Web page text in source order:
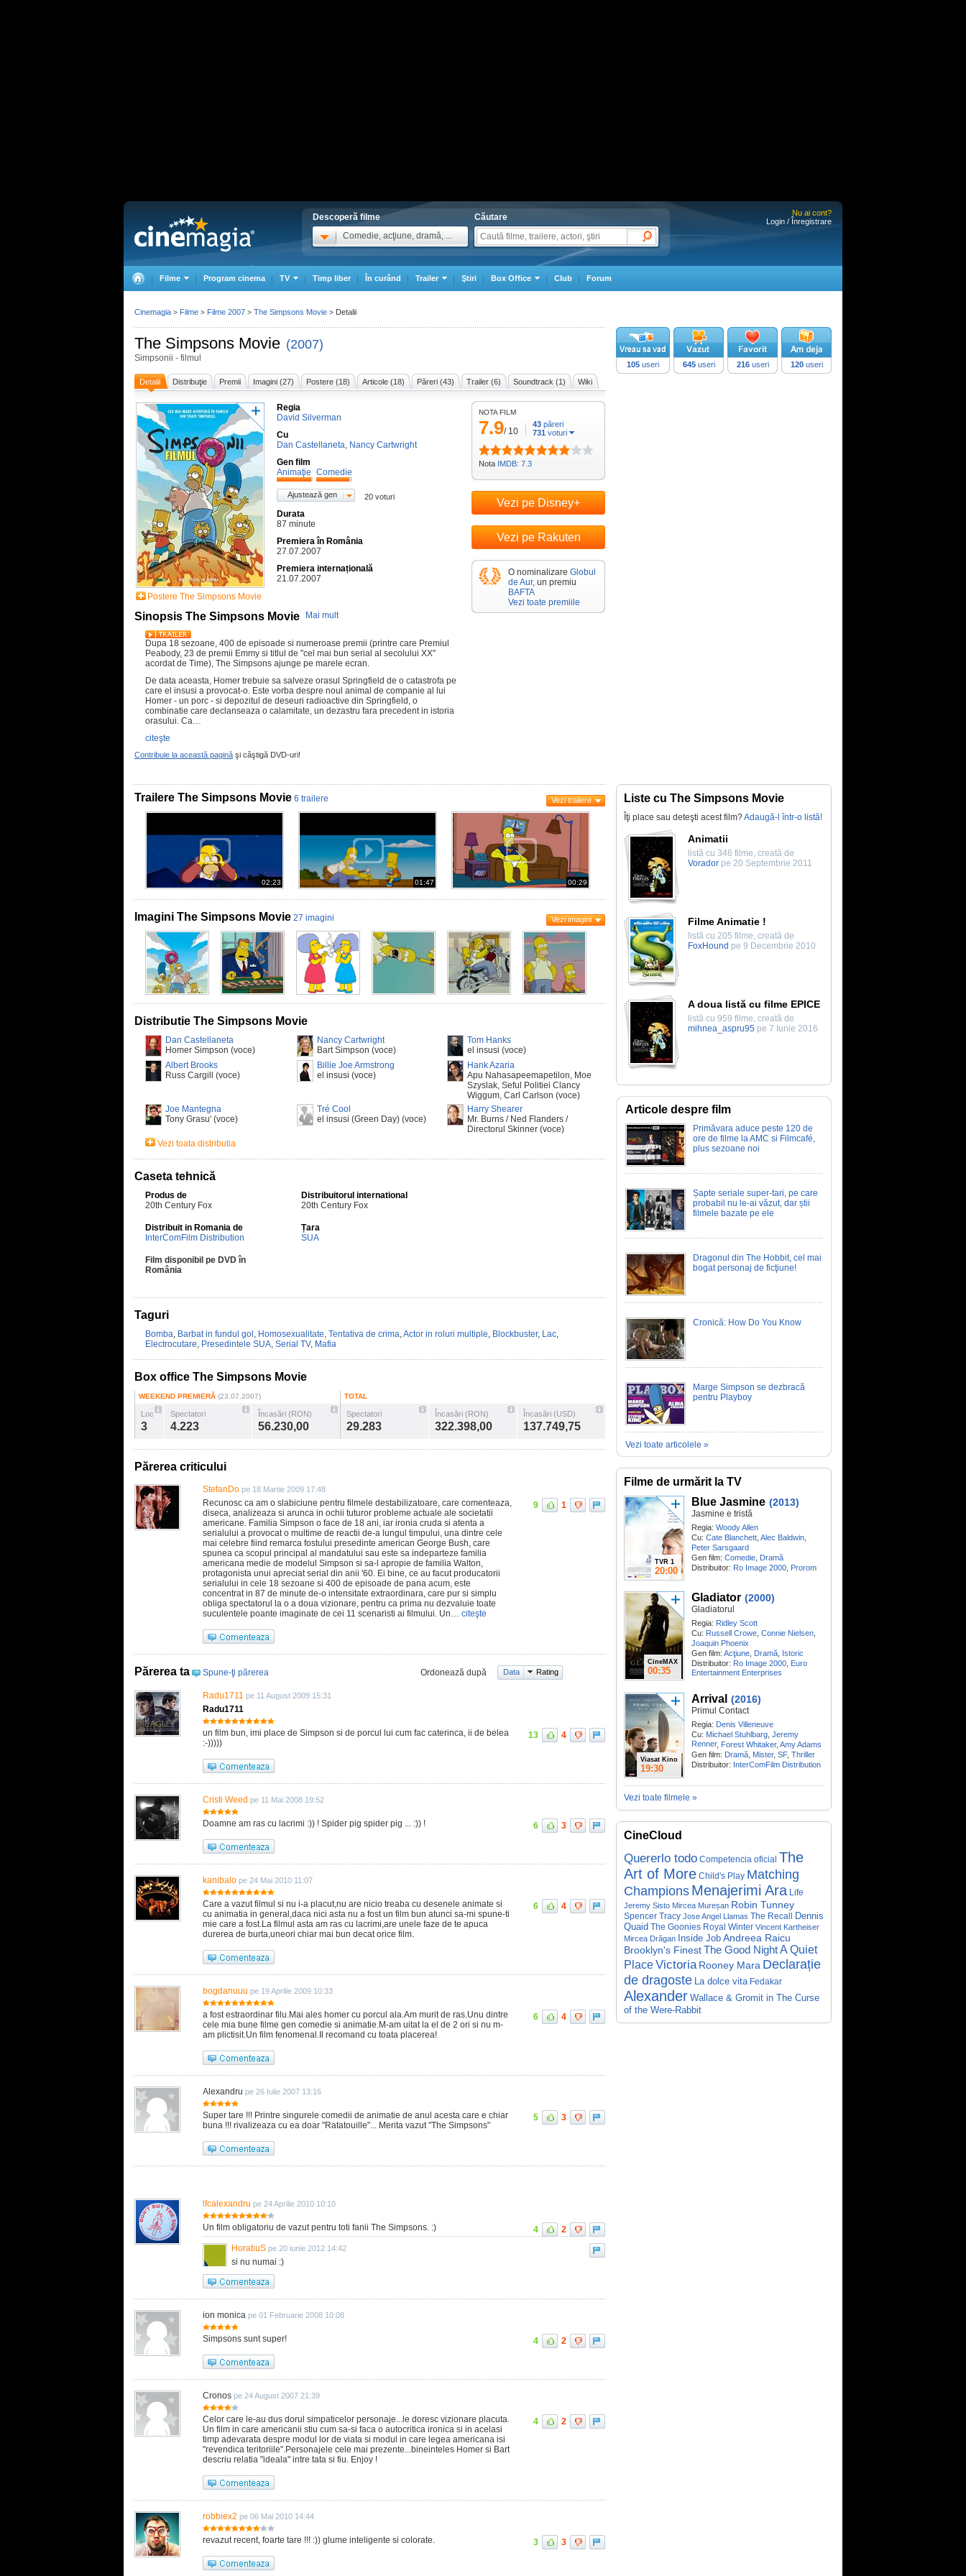
Descoperă filme
Comedie, acţiune, dramă, ...
Căutare
Nu ai cont?
Login / Înregistrare
Filme Program cinema TV Timp liber În curând Trailer Ştiri Box Office Club Forum
The Simpsons Movie (2007)
Simpsonii - filmul
Detalii Distribuţie Premii Imagini (27) Postere (18) Articole (18) Păreri (43) Trailer (6) Soundtrack (1) Wiki
Postere The Simpsons Movie
Regia
David Silverman
Cu
Dan Castellaneta, Nancy Cartwright
Gen film
Animaţie Comedie
Ajustează gen 20 voturi
Durata
87 minute
Premiera în România
27.07.2007
Premiera internațională
21.07.2007
Sinopsis The Simpsons Movie Mai mult
Dupa 18 sezoane, 400 de episoade si numeroase premii (printre care Premiul
Peabody, 23 de premii Emmy si titlul de "cel mai bun serial al secolului XX"
acordat de Time), The Simpsons ajunge pe marele ecran.
De data aceasta, Homer trebuie sa salveze orasul Springfield de o catastrofa pe
care el insusi a provocat-o. Este vorba despre noul animal de companie al lui
Homer - un porc - si depozitul de deseuri radioactive din Springfield, o
combinatie care declanseaza o calamitate, un dezastru fara precedent in istoria
orasului. Ca…
citeşte
Contribuie la această pagină şi câştigă DVD-uri!
NOTA FILM
7.9/ 10
43 păreri
731 voturi
Nota IMDB: 7.3
Vezi pe Disney+
Vezi pe Rakuten
O nominalizare Globul
de Aur, un premiu
BAFTA
Vezi toate premiile
105 useri 645useri 216useri 120useri
Trailere The Simpsons Movie 6 trailere Vezi trailere
02:23 01:47 00:29
Imagini The Simpsons Movie 27 imagini Vezi imagini
Distributie The Simpsons Movie
Dan Castellaneta
Homer Simpson (voce)
Nancy Cartwright
Bart Simpson (voce)
Tom Hanks
el insusi (voce)
Albert Brooks
Russ Cargill (voce)
Billie Joe Armstrong
el insusi (voce)
Hank Azaria
Apu Nahasapeemapetilon, Moe
Szyslak, Seful Politiei Clancy
Wiggum, Carl Carlson (voce)
Joe Mantegna
Tony Grasu' (voce)
Tré Cool
el insusi (Green Day) (voce)
Harry Shearer
Mr. Burns / Ned Flanders /
Directorul Skinner (voce)
Vezi toata distributia
Caseta tehnică
Produs de
20th Century Fox
Distribuitorul international
20th Century Fox
Distribuit in Romania de
InterComFilm Distribution
Țara
SUA
Film disponibil pe DVD în
România
Taguri
Bomba, Barbat in fundul gol , Homosexualitate, Tentativa de crima,Actor in roluri multiple, Blockbuster, Lac,
Electrocutare, Presedintele SUA, Serial TV, Mafia
Box office The Simpsons Movie
WEEKEND PREMIERĂ (23.07.2007)
Loc
3
Spectatori
4.223
Încasări (RON)
56.230,00
TOTAL
Spectatori
29.283
Încasări (RON)
322.398,00
Încasări (USD)
137.749,75
Părerea criticului
StefanDo pe 18 Martie 2009 17:48
Recunosc ca am o slabiciune pentru filmele destabilizatoare, care comenteaza,
diseca, analizeaza si arunca in ochii tuturor probleme actuale ale societatii
americane. Familia Simpson o face de 18 ani, iar ironia cruda si atenta a
serialului a provocat o multime de reactii de-a lungul timpului, una dintre cele
mai celebre fiind remarca fostului presedinte american George Bush, care
spunea ca scopul principal al mandatului sau este sa indeparteze familia
americana medie de modelul Simpson si sa-l apropie de familia Walton,
protagonista unui apreciat serial din anii '60. Ei bine, ce au facut producatorii
serialului in cele 18 sezoane si 400 de episoade de pana acum, este
concentrat in 87 de minute de-o intensitate extraordinara, care pur si simplu
obliga spectatorul la o a doua vizionare, pentru ca prima nu dezvaluie toate
suculentele poante imaginate de cei 11 scenaristi ai filmului. Un… citeşte
9 1
Părerea ta Spune-ţi părerea Ordonează după Data Rating
Radu1711 pe 11 August 2009 15:31
Radu1711
un film bun, imi place de Simpson si de porcul lui cum fac caterinca, ii de belea
:-)))))
13 4
Cristi Weed pe 11 Mai 2008 19:52
Doamne am ras cu lacrimi :)) ! Spider pig spider pig ... :)) ! 6 3
kanibalo pe 24 Mai 2010 11:07
Care a vazut filmul si nu i-a placut,nu are nicio treaba cu desenele animate si
cu animatia in general,daca nici asta nu a fost un film bun atunci sa-mi spune-ti
mie care a fost.La filmul asta am ras cu lacrimi,are unele faze de te apuca
durerea de burta,uneori chiar mai bun decat orice film.
6 4
bogdanuuu pe 19 Aprilie 2009 10:33
a fost estraordinar filu.Mai ales homer cu porcul ala.Am murit de ras.Unu dintre
cele mia bune filme gen comedie si animatie.M-am uitat la el de 2 ori si nu m-
am plictisit.Un film fenomenal.Il recomand cu toata placerea!
6 4
Alexandru pe 26 Iulie 2007 13:16
Super tare !!! Printre singurele comedii de animatie de anul acesta care e chiar
buna !!! rivalizeaza cu ea doar "Ratatouille"... Merita vazut "The Simpsons"
5 3
lfcalexandru pe 24 Aprilie 2010 10:10
Un film obligatoriu de vazut pentru toti fanii The Simpsons. :) 4
2
HoratiuS pe 20 iunie 2012 14:42
si nu numai :)
ion monica pe 01 Februarie 2008 10:08
Simpsons sunt super! 4 2
Cronos pe 24 August 2007 21:39
Celor care le-au dus dorul simpaticelor personaje...le doresc vizionare placuta.
Un film in care americanii stiu cum sa-si faca o autocritica ironica si in acelasi
timp adevarata despre modul lor de viata si modul in care legea americana isi
"revendica teritoriile".Personajele cele mai prezente...bineinteles Homer si Bart
descriu relatia "ideala" intre tata si fiu. Enjoy !
4 2
robbiex2 pe 06 Mai 2010 14:44
revazut recent, foarte tare !!! :)) glume inteligente si colorate. 3 3
Liste cu The Simpsons Movie
Îţi place sau deteşti acest film?Adaugă-l într-o listă!
Animatii
listă cu 346 filme, creată de
Vorador pe 20 Septembrie 2011
Filme Animatie !
listă cu 205 filme, creată de
FoxHound pe 9 Decembrie 2010
A doua listă cu filme EPICE
listă cu 959 filme, creată de
mihnea_aspru95 pe 7 Iunie 2016
Articole despre film
Primăvara aduce peste 120 de
ore de filme la AMC si Filmcafé,
plus sezoane noi
Șapte seriale super-tari, pe care
probabil nu le-ai văzut, dar știi
filmele bazate pe ele
Dragonul din The Hobbit, cel mai
bogat personaj de ficţiune!
Cronică: How Do You Know
Marge Simpson se dezbracă
pentru Playboy
Vezi toate articolele »
Filme de urmărit la TV
TVR 1
20:00
Blue Jasmine (2013)
Jasmine e tristă
Regia: Woody Allen
Cu: Cate Blanchett Alec Baldwin
Peter Sarsgaard
Gen film: Comedie Dramă
Distribuitor: Ro Image 2000 Prorom
CineMAX
00:35
Gladiator (2000)
Gladiatorul
Regia: Ridley Scott
Cu: Russell Crowe Connie Nielsen
Joaquin Phoenix
Gen film: Acţiune Dramă Istoric
Distribuitor: Ro Image 2000 Euro
Entertainment Enterprises
Viasat Kino
19:30
Arrival (2016)
Primul Contact
Regia: Denis Villeneuve
Cu: Michael Stuhlbarg Jeremy
Renner, Forest Whitaker, Amy Adams
Gen film: Dramă Mister, SF, Thriller
Distribuitor: InterComFilm Distribution
Vezi toate filmele »
CineCloud
Quererlo todo Competencia oficial The
Art of More Child's Play Matching
ChampionsMenajerimi Ara Life
Jeremy Sisto Mircea Mureșan Robin Tunney
Spencer Tracy Jose Angel Llamas The Recall
Dennis
Quaid The Goonies Royal Winter Vincent Kartheiser
Mircea Drăgan Inside Job Andreea Raicu
Brooklyn's FinestThe Good NightA Quiet
PlaceVictoria Rooney Mara Declarație
de dragoste La dolce vita Fedakar
Alexander Wallace & Gromit in The Curse
of the Were-Rabbit
Cinemagia > Filme > Filme 2007 > The Simpsons Movie > Detalii